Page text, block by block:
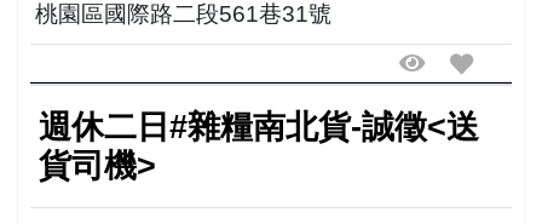
桃園區國際路二段561巷31號
週休二日#雜糧南北貨-誠徵<送
貨司機>